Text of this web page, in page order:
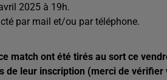
2025 à 19h.
par mail et/ou par téléphone.
match ont été tirés au sort ce
de leur inscription (merci de vérifier